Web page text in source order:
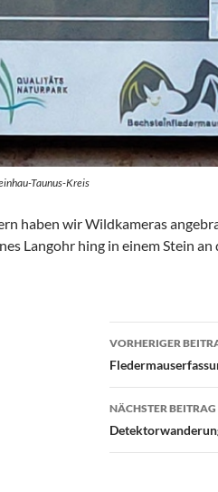
Taunus-Kreis
haben wir Wildkameras
Langohr hing in einem Stein an
Beitrags-
VORHERIGER
NÄCHSTER BEITRAG